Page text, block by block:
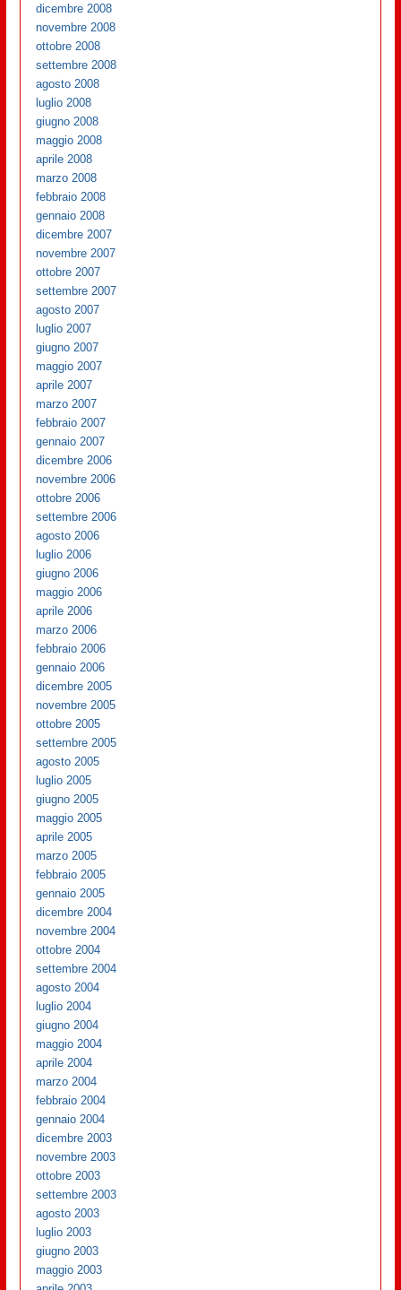
dicembre 2008
novembre 2008
ottobre 2008
settembre 2008
agosto 2008
luglio 2008
giugno 2008
maggio 2008
aprile 2008
marzo 2008
febbraio 2008
gennaio 2008
dicembre 2007
novembre 2007
ottobre 2007
settembre 2007
agosto 2007
luglio 2007
giugno 2007
maggio 2007
aprile 2007
marzo 2007
febbraio 2007
gennaio 2007
dicembre 2006
novembre 2006
ottobre 2006
settembre 2006
agosto 2006
luglio 2006
giugno 2006
maggio 2006
aprile 2006
marzo 2006
febbraio 2006
gennaio 2006
dicembre 2005
novembre 2005
ottobre 2005
settembre 2005
agosto 2005
luglio 2005
giugno 2005
maggio 2005
aprile 2005
marzo 2005
febbraio 2005
gennaio 2005
dicembre 2004
novembre 2004
ottobre 2004
settembre 2004
agosto 2004
luglio 2004
giugno 2004
maggio 2004
aprile 2004
marzo 2004
febbraio 2004
gennaio 2004
dicembre 2003
novembre 2003
ottobre 2003
settembre 2003
agosto 2003
luglio 2003
giugno 2003
maggio 2003